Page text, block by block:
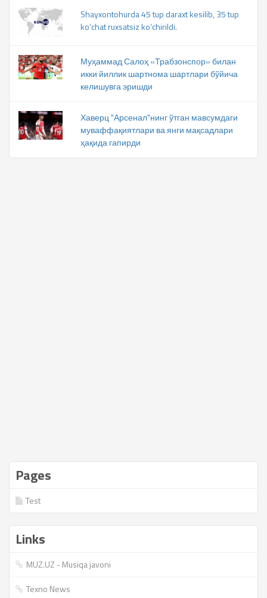
Shayxontohurda 45 tup daraxt kesilib, 35 tup
ko‘chat ruxsatsiz ko‘chirildi.
Муҳаммад Салоҳ «Трабзонспор» билан
икки йиллик шартнома шартлари бўйича
келишувга эришди
Хаверц "Арсенал"нинг ўтган мавсумдаги
муваффақиятлари ва янги мақсадлари
ҳақида гапирди
Pages
Test
Links
MUZ.UZ - Musiqa javoni
Texno News